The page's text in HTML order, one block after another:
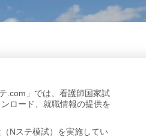
.com」では、看護師国家試
ロード、就職情報の提供を
Nステ模試）を実施してい